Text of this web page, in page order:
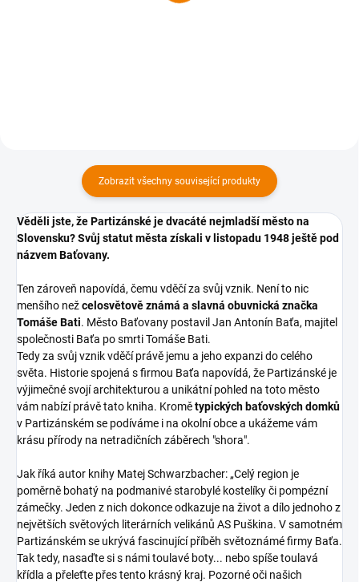
Zobrazit všechny související produkty
Věděli jste, že Partizánské je dvacáté nejmladší město na
Slovensku? Svůj statut města získali v listopadu 1948 ještě pod
názvem Baťovany.
Ten zároveň napovídá, čemu vděčí za svůj vznik. Není to nic
menšího nežcelosvětově známá a slavná obuvnická značka
Tomáše Bati. Město Baťovany postavil Jan Antonín Baťa, majitel
společnosti Baťa po smrti Tomáše Bati.
Tedy za svůj vznik vděčí právě jemu a jeho expanzi do celého
světa. Historie spojená s firmou Baťa napovídá, že Partizánské je
výjimečné svojí architekturou a unikátní pohled na toto město
vám nabízí právě tato kniha. Kromětypických baťovských domků
v Partizánském se podíváme i na okolní obce a ukážeme vám
krásu přírody na netradičních záběrech "shora".
Jak říká autor knihy Matej Schwarzbacher: „Celý region je
poměrně bohatý na podmanivé starobylé kostelíky či pompézní
zámečky. Jeden z nich dokonce odkazuje na život a dílo jednoho z
největších světových literárních velikánů AS Puškina. V samotném
Partizánském se ukrývá fascinující příběh světoznámé firmy Baťa.
Tak tedy, nasaďte si s námi toulavé boty... nebo spíše toulavá
křídla a přeleťte přes tento krásný kraj. Pozorné oči našich